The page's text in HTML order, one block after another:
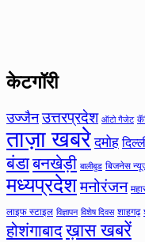
केटगॉरी
उज्जैन उत्तरप्रदेश ऑटो गैजेट
ताज़ा खबरे दमोह
बंडाबनखेड़ी बालीबुड बिजनेस
मध्यप्रदेशमनोरंजन
लाइफ स्टाइल विज्ञापन विशेष दिवस शाहगढ़
होशंगाबादख़ास खबरें